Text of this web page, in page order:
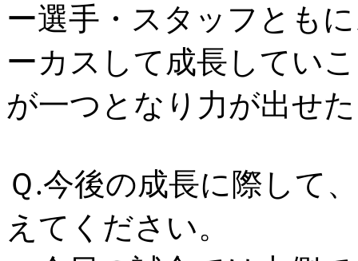
ー選手・スタッフとも
ーカスして成長してい
が一つとなり力が出せ
Ｑ.今後の成長に際して
えてください。